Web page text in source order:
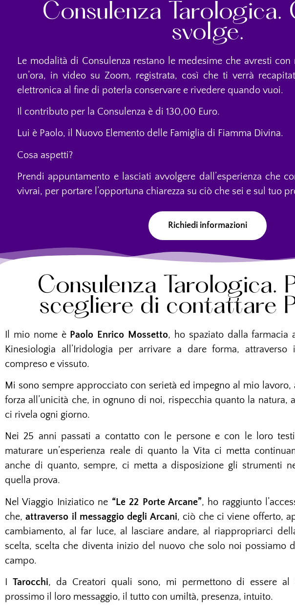
Consulenza Tarologica.
svolge.
Le modalità di Consulenza restano le medesime che avresti
un’ora, in video su Zoom, registrata, così che ti verrà
elettronica al fine di poterla conservare e rivedere quando vuoi.
Il contributo per la Consulenza è di 130,00 Euro.
Lui è Paolo, il Nuovo Elemento delle Famiglia di Fiamma Divina.
Cosa aspetti?
Prendi appuntamento e lasciati avvolgere dall’esperienza che
vivrai, per portare l’opportuna chiarezza su ciò che sei e sul tuo
Richiedi informazioni
Consulenza Tarologica.
scegliere di contattare
Il mio nome è Paolo Enrico Mossetto, ho spaziato dalla farmacia
Kinesiologia all’Iridologia per arrivare a dare forma,
compreso e vissuto.
Mi sono sempre approcciato con serietà ed impegno al mio lavoro,
forza all’unicità che, in ognuno di noi, rispecchia quanto la natura,
ci rivela ogni giorno.
Nei 25 anni passati a contatto con le persone e con le loro
maturare un’esperienza reale di quanto la Vita ci metta
anche di quanto, sempre, ci metta a disposizione gli strumenti
quella prova.
Nel Viaggio Iniziatico ne “Le 22 Porte Arcane”, ho raggiunto
che,attraverso il messaggio degli Arcani, ciò che ci viene offerto,
cambiamento, al far luce, al lasciare andare, al riappropriarci
scelta, scelta che diventa inizio del nuovo che solo noi possiamo
campo.
Tarocchi, da Creatori quali sono, mi permettono di essere al
prossimo il loro messaggio, il tutto con umiltà, presenza, intuito.